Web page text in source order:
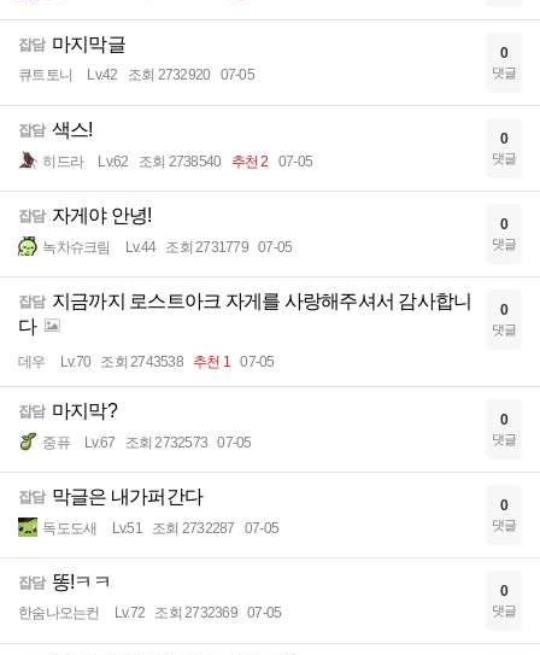
잡담 마지막글
큐트토니 Lv.42 조회 2732920 07-05
0
댓글
잡담 색스!
히드라 Lv.62 조회 2738540 추천 2 07-05
0
댓글
잡담 자게야 안녕!
녹차슈크림 Lv.44 조회 2731779 07-05
0
댓글
잡담 지금까지 로스트아크 자게를 사랑해주셔서 감사합니
다
데우 Lv.70 조회 2743538 추천 1 07-05
0
댓글
잡담 마지막?
중퓨 Lv.67 조회 2732573 07-05
0
댓글
잡담 막글은 내가퍼간다
독도도새 Lv.51 조회 2732287 07-05
0
댓글
잡담 똥!ㅋㅋ
한숨나오는컨 Lv.72 조회 2732369 07-05
0
댓글